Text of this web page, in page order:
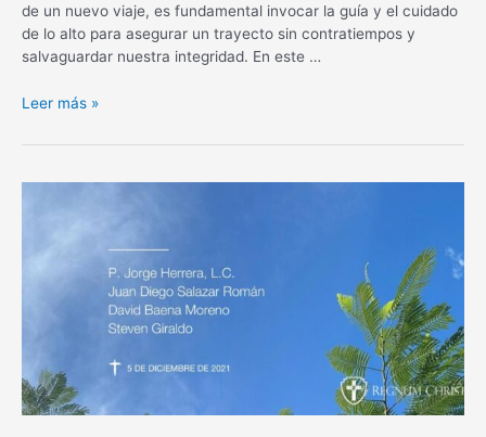
de un nuevo viaje, es fundamental invocar la guía y el cuidado
de lo alto para asegurar un trayecto sin contratiempos y
salvaguardar nuestra integridad. En este …
Oración
un
desplazamientos
Leer más »